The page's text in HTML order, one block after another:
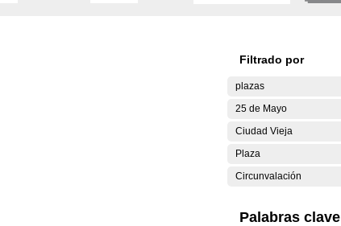
Filtrado por
plazas
25 de Mayo
Ciudad Vieja
Plaza
Circunvalación
Palabras clave